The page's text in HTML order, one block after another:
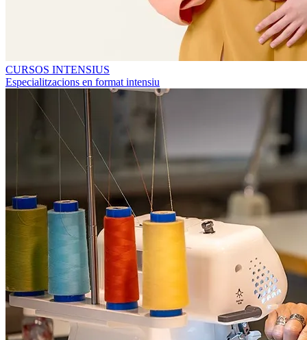
CURSOS INTENSIUS
Especialitzacions en format intensiu